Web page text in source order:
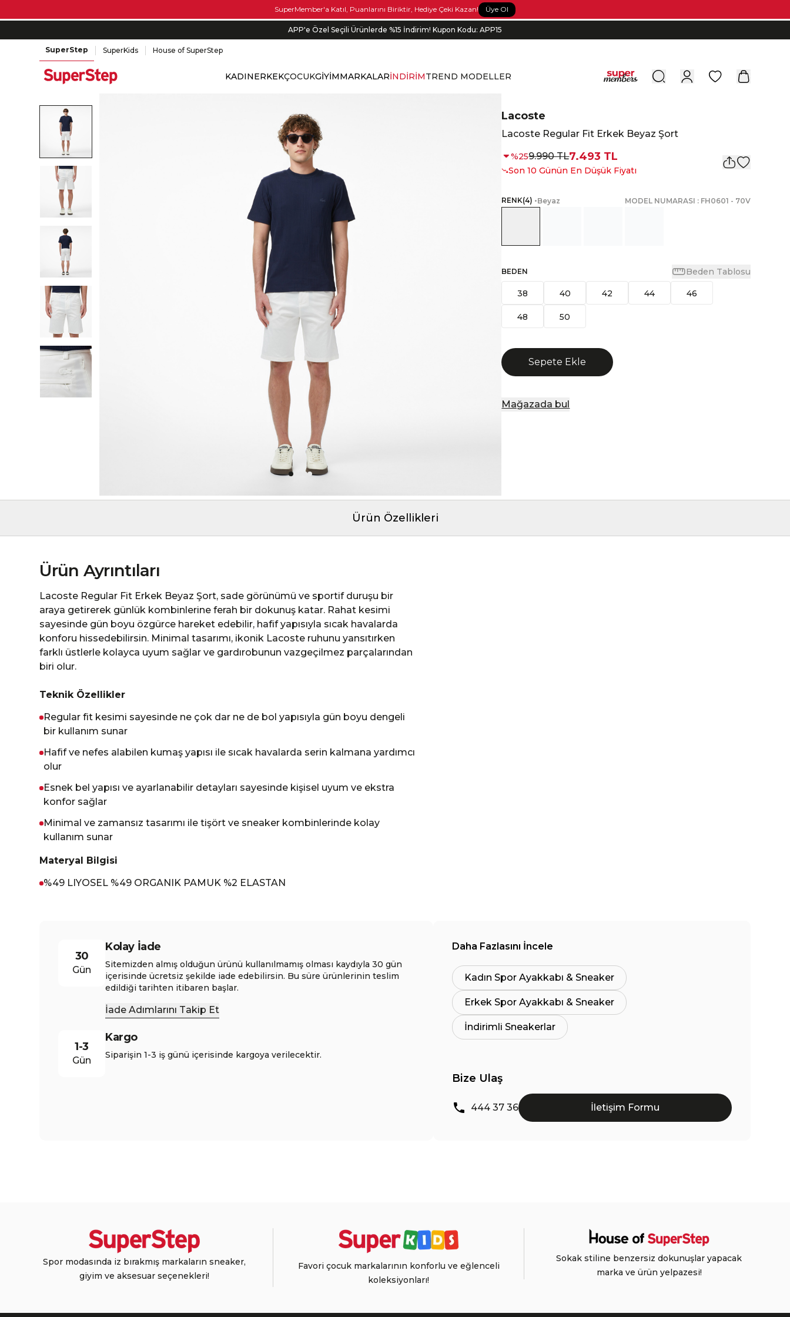
SuperMember'a Katıl, Puanlarını Biriktir, Hediye Çeki Kazan! Üye Ol
APP'e Özel Seçili Ürünlerde %15 İndirim! Kupon Kodu: APP15
Bonus kartlara özel vade farksız taksit seçenekleri!
SuperStep SuperKids House of SuperStep
KADINERKEKÇOCUKGİYİMMARKALARİNDİRİMTREND MODELLER 0
Lacoste
Lacoste Regular Fit Erkek Beyaz Şort
%259.990 TL7.493 TL
Son 10 Günün En Düşük Fiyatı
RENK(4) •Beyaz MODEL NUMARASI : FH0601 - 70V
BEDEN Beden Tablosu
38 40 42 44 46
48 50
Sepete Ekle
Mağazada bul
Ürün Özellikleri
Ürün Ayrıntıları
Lacoste Regular Fit Erkek Beyaz Şort, sade görünümü ve sportif duruşu bir
araya getirerek günlük kombinlerine ferah bir dokunuş katar. Rahat kesimi
sayesinde gün boyu özgürce hareket edebilir, hafif yapısıyla sıcak havalarda
konforu hissedebilirsin. Minimal tasarımı, ikonik Lacoste ruhunu yansıtırken
farklı üstlerle kolayca uyum sağlar ve gardırobunun vazgeçilmez parçalarından
biri olur.
Teknik Özellikler
Regular fit kesimi sayesinde ne çok dar ne de bol yapısıyla gün boyu dengeli
bir kullanım sunar
Hafif ve nefes alabilen kumaş yapısı ile sıcak havalarda serin kalmana yardımcı
olur
Esnek bel yapısı ve ayarlanabilir detayları sayesinde kişisel uyum ve ekstra
konfor sağlar
Minimal ve zamansız tasarımı ile tişört ve sneaker kombinlerinde kolay
kullanım sunar
Materyal Bilgisi
%49 LIYOSEL %49 ORGANIK PAMUK %2 ELASTAN
30
Gün
Kolay İade
Sitemizden almış olduğun ürünü kullanılmamış olması kaydıyla 30 gün
içerisinde ücretsiz şekilde iade edebilirsin. Bu süre ürünlerinin teslim
edildiği tarihten itibaren başlar.
İade Adımlarını Takip Et
1-3
Gün
Kargo
Siparişin 1-3 iş günü içerisinde kargoya verilecektir.
Daha Fazlasını İncele
Kadın Spor Ayakkabı & Sneaker
Erkek Spor Ayakkabı & Sneaker
İndirimli Sneakerlar
Bize Ulaş
444 37 36 İletişim Formu
Spor modasında iz bırakmış markaların sneaker,
giyim ve aksesuar seçenekleri!
Favori çocuk markalarının konforlu ve eğlenceli
koleksiyonları!
Sokak stiline benzersiz dokunuşlar yapacak
marka ve ürün yelpazesi!